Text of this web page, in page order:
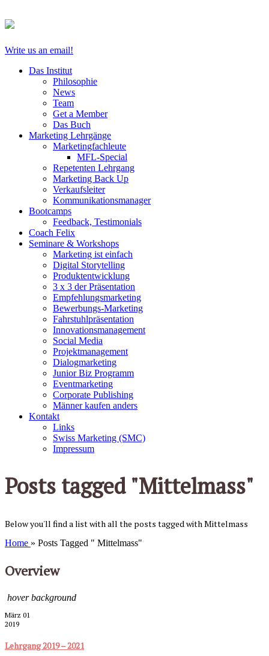
Write us an email!
Das Institut
Philosophie
News
Team
Get a Member
Das Buch
Marketing Lehrgänge
Marketingfachleute
MFL-Special
Repetenten Lehrgang
Marketing Back Up
Verkaufsleiter
Kommunikationsmanager
Bootcamps
Feedback, Testimonials
Coach Felix
Seminare & Workshops
Marketing ist einfach
Digital Storytelling
Produktentwicklung
3 x 3 der Präsentation
Empfehlungsmarketing
Bewerbungs-Marketing
Fahrstuhlpräsentation
Innovationsmanagement
Social Media
Projektmanagement
Dialogmarketing
Junior Biz Programm
Eventmarketing
Corporate Publishing
Männer kaufen anders
Kontakt
Links
Swiss Marketing (SMC)
Impressum
Posts tagged "Mittelmass"
Below you'll find a list with all the posts tagged with Mittelmass
Home » Posts Tagged " Mittelmass"
Overview
hover background
März 01
2019
Lehrgang 2019 – 2021